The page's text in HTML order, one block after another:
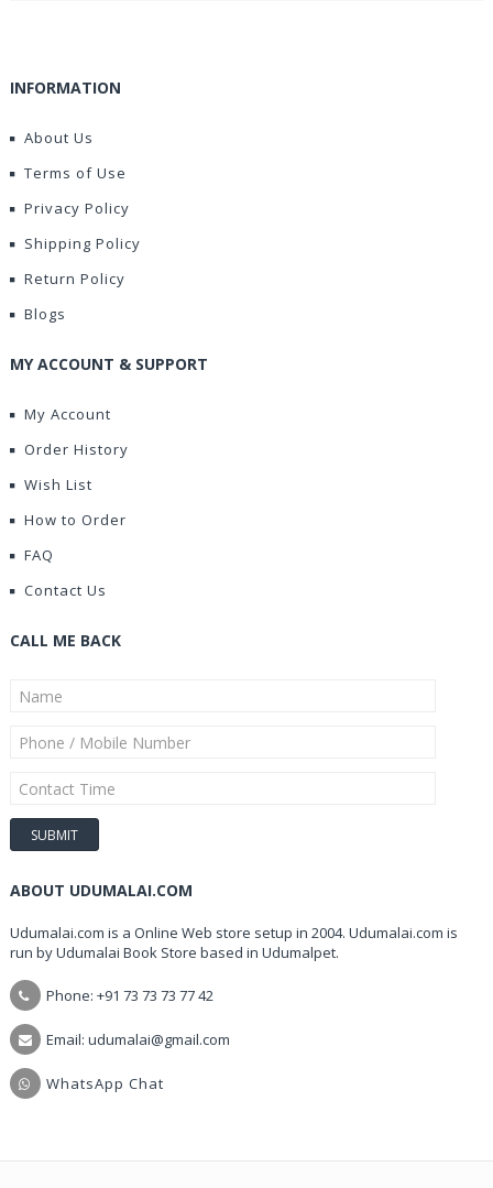
INFORMATION
About Us
Terms of Use
Privacy Policy
Shipping Policy
Return Policy
Blogs
MY ACCOUNT & SUPPORT
My Account
Order History
Wish List
How to Order
FAQ
Contact Us
CALL ME BACK
ABOUT UDUMALAI.COM
Udumalai.com is a Online Web store setup in 2004. Udumalai.com is
run by Udumalai Book Store based in Udumalpet.
Phone: +91 73 73 73 77 42
Email: udumalai@gmail.com
WhatsApp Chat